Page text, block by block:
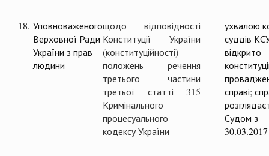
18. Уповноваженого
Верховної Ради
України з прав
людини
щодо відповідності
Конституції України
(конституційності)
положень речення
третього частини
третьої статті 315
Кримінального
процесуального
кодексу України
ухвалою
суддів
відкрито
справі;
Судом з
30.03.2017